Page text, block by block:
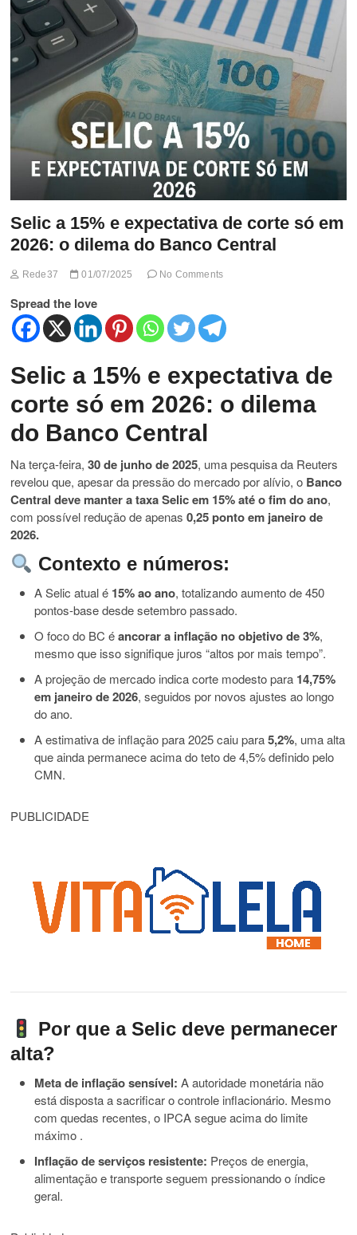
t
o
n
Selic a 15% e expectativa de corte só em
2026: o dilema do Banco Central
Rede37 01/07/2025 No Comments
Spread the love
Selic a 15% e expectativa de
corte só em 2026: o dilema
do Banco Central
Na terça-feira,30 de junho de 2025, uma pesquisa da Reuters
revelou que, apesar da pressão do mercado por alívio, o Banco
Central deve manter a taxa Selic em 15% até o fim do ano,
com possível redução de apenas0,25 ponto em janeiro de
2026.
Contexto e números:
A Selic atual é 15% ao ano, totalizando aumento de 450
pontos-base desde setembro passado.
O foco do BC éancorar a inflação no objetivo de 3%,
mesmo que isso signifique juros “altos por mais tempo”.
A projeção de mercado indica corte modesto para 14,75%
em janeiro de 2026, seguidos por novos ajustes ao longo
do ano.
A estimativa de inflação para 2025 caiu para5,2%, uma alta
que ainda permanece acima do teto de 4,5% definido pelo
CMN.
PUBLICIDADE
Por que a Selic deve permanecer
alta?
Meta de inflação sensível: A autoridade monetária não
está disposta a sacrificar o controle inflacionário. Mesmo
com quedas recentes, o IPCA segue acima do limite
máximo .
Inflação de serviços resistente: Preços de energia,
alimentação e transporte seguem pressionando o índice
geral.